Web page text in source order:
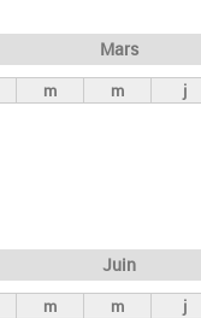
Mars
m m j
Juin
m m j